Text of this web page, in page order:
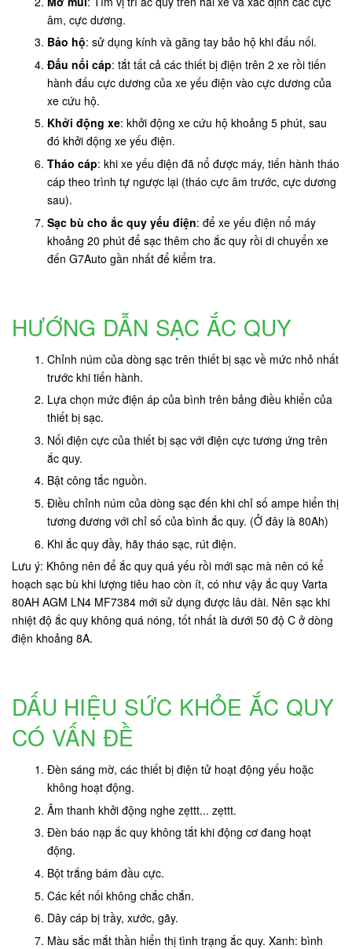
âm, cực dương.
Bảo hộ: sử dụng kính và găng tay bảo hộ khi đấu nối.
Đấu nối cáp: tắt tất cả các thiết bị điện trên 2 xe rồi tiến
hành đấu cực dương của xe yếu điện vào cực dương của
xe cứu hộ.
Khởi động xe: khởi động xe cứu hộ khoảng 5 phút, sau
đó khởi động xe yếu điện.
Tháo cáp: khi xe yếu điện đã nổ được máy, tiến hành tháo
cáp theo trình tự ngược lại (tháo cực âm trước, cực dương
sau).
Sạc bù cho ắc quy yếu điện: để xe yếu điện nổ máy
khoảng 20 phút để sạc thêm cho ắc quy rồi di chuyển xe
đến G7Auto gần nhất để kiểm tra.
HƯỚNG DẪN SẠC ẮC QUY
Chỉnh núm của dòng sạc trên thiết bị sạc về mức nhỏ nhất
trước khi tiến hành.
Lựa chọn mức điện áp của bình trên bảng điều khiển của
thiết bị sạc.
Nối điện cực của thiết bị sạc với điện cực tương ứng trên
ắc quy.
Bật công tắc nguồn.
Điều chỉnh núm của dòng sạc đến khi chỉ số ampe hiển thị
tương đương với chỉ số của bình ắc quy. (Ở đây là 80Ah)
Khi ắc quy đầy, hãy tháo sạc, rút điện.
Lưu ý: Không nên để ắc quy quá yếu rồi mới sạc mà nên có kể
hoạch sạc bù khi lượng tiêu hao còn ít, có như vậy ắc quy Varta
80AH AGM LN4 MF7384 mới sử dụng được lâu dài. Nên sạc khi
nhiệt độ ắc quy không quá nóng, tốt nhất là dưới 50 độ C ở dòng
điện khoảng 8A.
DẤU HIỆU SỨC KHỎE ẮC QUY
CÓ VẤN ĐỀ
Đèn sáng mờ, các thiết bị điện tử hoạt động yếu hoặc
không hoạt động.
Âm thanh khởi động nghe zẹttt... zẹttt.
Đèn báo nạp ắc quy không tắt khi động cơ đang hoạt
động.
Bột trắng bám đầu cực.
Các kết nối không chắc chắn.
Dây cáp bị trầy, xước, gãy.
Màu sắc mắt thần hiển thị tình trạng ắc quy. Xanh: bình